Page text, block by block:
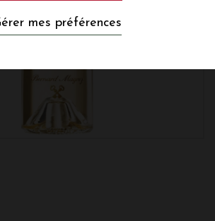
mes préférences